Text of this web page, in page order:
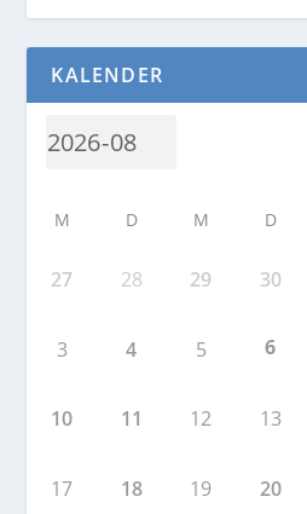
KALENDER
M D M D
27 28 29 30
3 4 5 6
10 11 12 13
17 18 19 20